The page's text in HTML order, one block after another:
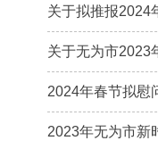
关于拟推报2024
关于无为市2023
2024年春节拟慰
2023年无为市新